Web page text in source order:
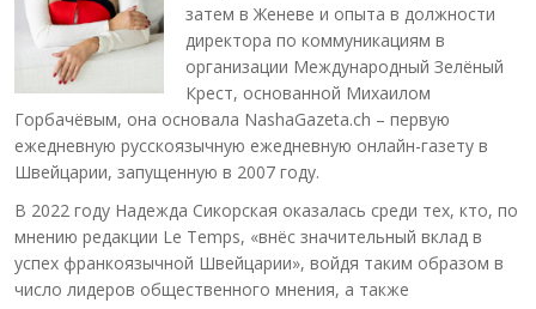
затем в Женеве и опыта в должности
директора по коммуникациям в
организации Международный Зелёный
Крест, основанной Михаилом
Горбачёвым, она основала NashaGazeta.ch – первую
ежедневную русскоязычную ежедневную онлайн-газету в
Швейцарии, запущенную в 2007 году.
В 2022 году Надежда Сикорская оказалась среди тех, кто, по
мнению редакции Le Temps, «внёс значительный вклад в
успех франкоязычной Швейцарии», войдя таким образом в
число лидеров общественного мнения, а также